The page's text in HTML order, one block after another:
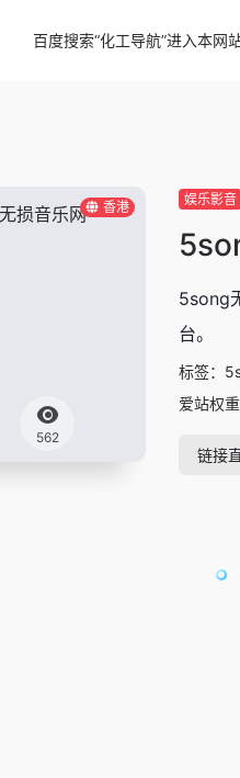
百度搜索“化工导航”进入本网站
香港
562
娱乐影音
5song
台。
标签：
爱站权重
链接